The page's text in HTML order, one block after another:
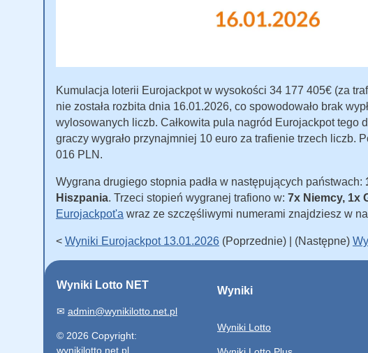
Kumulacja loterii Eurojackpot w wysokości 34 177 405€ (za
nie została rozbita dnia 16.01.2026, co spowodowało brak
wylosowanych liczb. Całkowita pula nagród Eurojackpot tego
graczy wygrało przynajmniej 10 euro za trafienie trzech liczb.
016 PLN.
Wygrana drugiego stopnia padła w następujących państwach:
Hiszpania. Trzeci stopień wygranej trafiono w: 7x Niemcy, 1x
Eurojackpot'a wraz ze szczęśliwymi numerami znajdziesz w
< Wyniki Eurojackpot 13.01.2026 (Poprzednie) | (Następne)
Wyniki Lotto NET
✉ admin@wynikilotto.net.pl
© 2026 Copyright:
wynikilotto.net.pl
Wyniki
Wyniki Lotto